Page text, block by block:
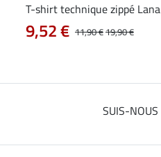
T-shirt technique zippé Lana
11,90 €19,90 €
9,52 €
SUIS-NOUS